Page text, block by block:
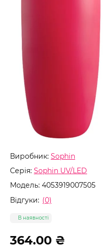
Виробник: Sophin
Серія: Sophin UV/LED
Модель: 4053919007505
Відгуки: (0)
В наявності
364.00 ₴